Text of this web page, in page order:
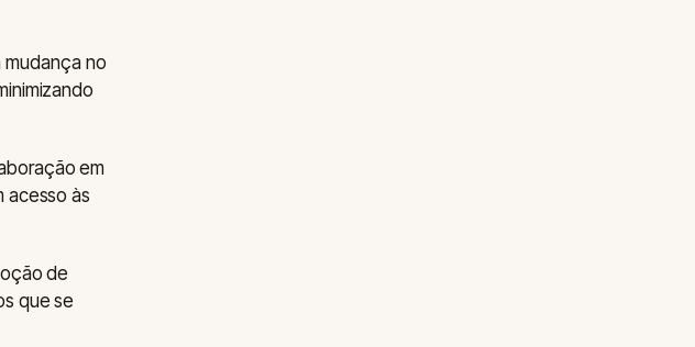
mudança no
em
acesso às
de
que se